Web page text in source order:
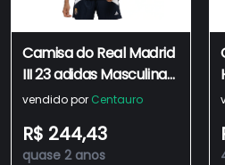
Camisa do Real Madrid
III 23 adidas Masculina
Torcedor
vendido por Centauro
R$ 244,43
quase 2 anos